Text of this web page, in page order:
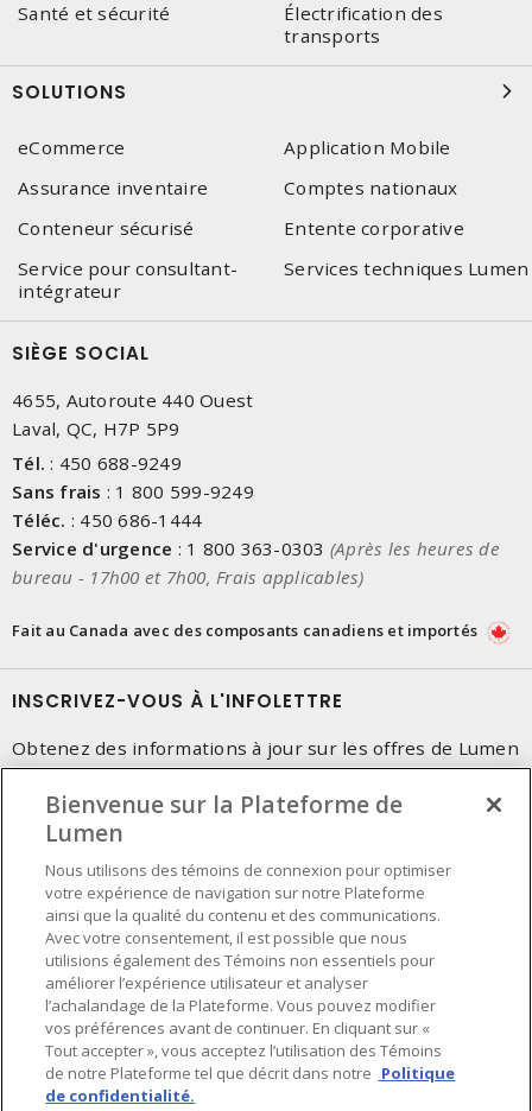
Santé et sécurité
Électrification des
transports
SOLUTIONS
eCommerce
Application Mobile
Assurance inventaire
Comptes nationaux
Conteneur sécurisé
Entente corporative
Service pour consultant-
intégrateur
Services techniques Lumen
SIÈGE SOCIAL
4655, Autoroute 440 Ouest
Laval, QC, H7P 5P9
Tél. : 450 688-9249
Sans frais : 1 800 599-9249
Téléc. : 450 686-1444
Service d'urgence : 1 800 363-0303 (Après les heures de
bureau - 17h00 et 7h00, Frais applicables)
Fait au Canada avec des composants canadiens et importés
INSCRIVEZ-VOUS À L'INFOLETTRE
Obtenez des informations à jour sur les offres de Lumen
Préférences en matière de cookies
Bienvenue sur la Plateforme de
Lumen
Nous utilisons des témoins de connexion pour optimiser
votre expérience de navigation sur notre Plateforme
ainsi que la qualité du contenu et des communications.
Avec votre consentement, il est possible que nous
utilisions également des Témoins non essentiels pour
améliorer l’expérience utilisateur et analyser
l’achalandage de la Plateforme. Vous pouvez modifier
vos préférences avant de continuer. En cliquant sur «
Tout accepter », vous acceptez l’utilisation des Témoins
de notre Plateforme tel que décrit dans notre Politique
de confidentialité.